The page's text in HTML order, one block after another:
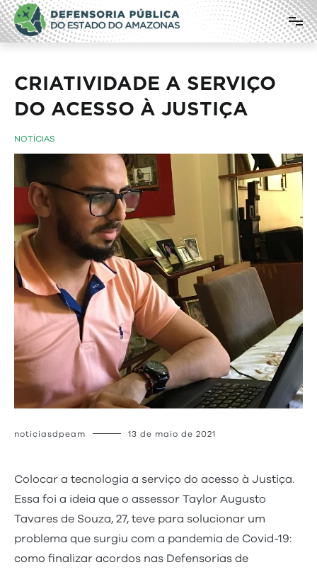
Pular
para
o
conteúdo
Defensoria Pública do Estado do
Amazonas
CRIATIVIDADE A SERVIÇO
DO ACESSO À JUSTIÇA
NOTÍCIAS
noticiasdpeam 13 de maio de 2021
Colocar a tecnologia a serviço do acesso à Justiça.
Essa foi a ideia que o assessor Taylor Augusto
Tavares de Souza, 27, teve para solucionar um
problema que surgiu com a pandemia de Covid-19:
como finalizar acordos nas Defensorias de